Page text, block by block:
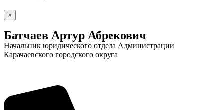
×
Батчаев Артур Абрекович
Начальник юридического отдела Администрации
Карачаевского городского округа